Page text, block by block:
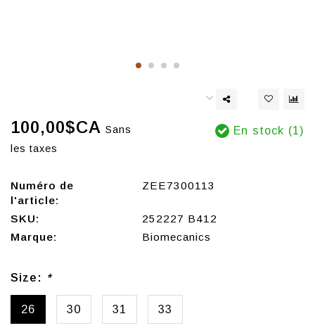
100,00$CA Sans
les taxes
En stock (1)
Numéro de
l'article:
ZEE7300113
SKU:
252227 B412
Marque:
Biomecanics
Size: *
26 30 31 33